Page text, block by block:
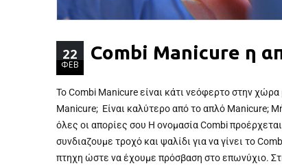
22
ΦΕΒ
Combi Manicure η
Το Combi Manicure είναι κάτι νεόφερτο στην
Manicure; Είναι καλύτερο από το απλό Manicure;
όλες οι απορίες σου Η ονομασία Combi
συνδιαζουμε τροχό και ψαλίδι για να γίνει το
πτηχη ώστε να έχουμε πρόσβαση στο επωνύχιο.